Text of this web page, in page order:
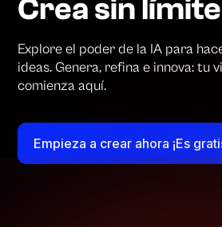
Crea sin
Explore el poder de la IA para
ideas. Genera, refina e innova: tu
comienza aquí.
Empieza a crear ahora ¡Es